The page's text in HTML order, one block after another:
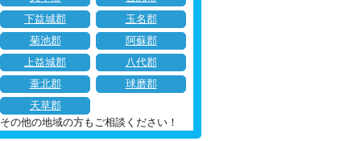
下益城郡
玉名郡
菊池郡
阿蘇郡
上益城郡
八代郡
葦北郡
球磨郡
天草郡
その他の地域の方もご相談ください！